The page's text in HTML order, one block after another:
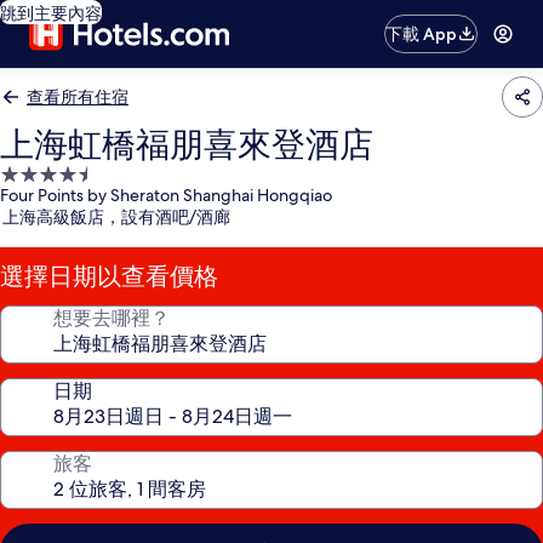
跳到主要內容
下載 App
查看所有住宿
上海虹橋福朋喜來登酒店
4.5
星
級
住
宿
Four Points by Sheraton Shanghai Hongqiao
上海高級飯店，設有酒吧/酒廊
選擇日期以查看價格
想要去哪裡？
日期
旅客